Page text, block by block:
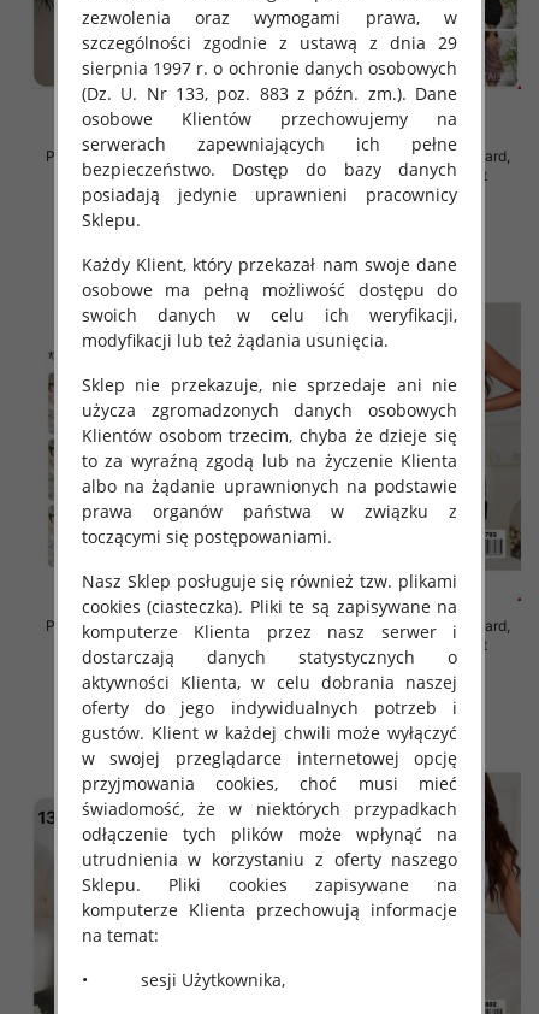
Piżama damska Roz Standard,
Mix kolor Paczka 12 szt
32.00 zł
Piżama damska Roz Standard,
Mix kolor Paczka 12 szt
32.00 zł
Piżama damska Roz Standard,
Mix kolor Paczka 12 szt
32.00 zł
szczegóły
Piżama damska Roz Standard,
Mix kolor Paczka 12 szt
32.00 zł
szczegóły
zezwolenia oraz wymogami prawa, w
szczególności zgodnie z ustawą z dnia 29
sierpnia 1997 r. o ochronie danych osobowych
(Dz. U. Nr 133, poz. 883 z późn. zm.). Dane
osobowe Klientów przechowujemy na
serwerach zapewniających ich pełne
bezpieczeństwo. Dostęp do bazy danych
posiadają jedynie uprawnieni pracownicy
Sklepu.
Każdy Klient, który przekazał nam swoje dane
osobowe ma pełną możliwość dostępu do
swoich danych w celu ich weryfikacji,
modyfikacji lub też żądania usunięcia.
Sklep nie przekazuje, nie sprzedaje ani nie
użycza zgromadzonych danych osobowych
Klientów osobom trzecim, chyba że dzieje się
to za wyraźną zgodą lub na życzenie Klienta
albo na żądanie uprawnionych na podstawie
prawa organów państwa w związku z
toczącymi się postępowaniami.
Nasz Sklep posługuje się również tzw. plikami
cookies (ciasteczka). Pliki te są zapisywane na
komputerze Klienta przez nasz serwer i
dostarczają danych statystycznych o
aktywności Klienta, w celu dobrania naszej
oferty do jego indywidualnych potrzeb i
gustów. Klient w każdej chwili może wyłączyć
w swojej przeglądarce internetowej opcję
przyjmowania cookies, choć musi mieć
świadomość, że w niektórych przypadkach
odłączenie tych plików może wpłynąć na
utrudnienia w korzystaniu z oferty naszego
Sklepu. Pliki cookies zapisywane na
komputerze Klienta przechowują informacje
na temat:
• sesji Użytkownika,